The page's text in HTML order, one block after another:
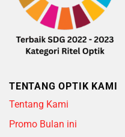
TENTANG OPTIK KAMI
Tentang Kami
Promo Bulan ini